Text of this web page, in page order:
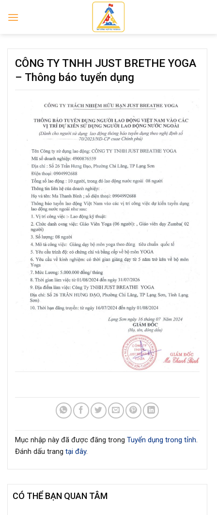
CÔNG TY TNHH JUST BRETHE YOGA
– Thông báo tuyển dụng
Mục nhập này đã được đăng trong Tuyển dụng trong tỉnh.
Đánh dấu trang tại đây.
CÓ THỂ BẠN QUAN TÂM